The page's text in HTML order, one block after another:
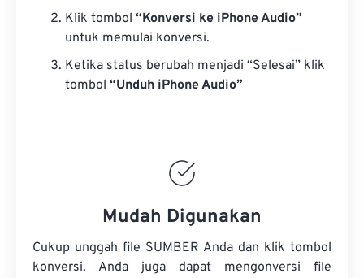
Klik tombol “Konversi ke iPhone Audio”
untuk memulai konversi.
Ketika status berubah menjadi “Selesai” klik
tombol “Unduh iPhone Audio”
Mudah Digunakan
Cukup unggah file SUMBER Anda dan klik tombol
konversi. Anda juga dapat mengonversi file